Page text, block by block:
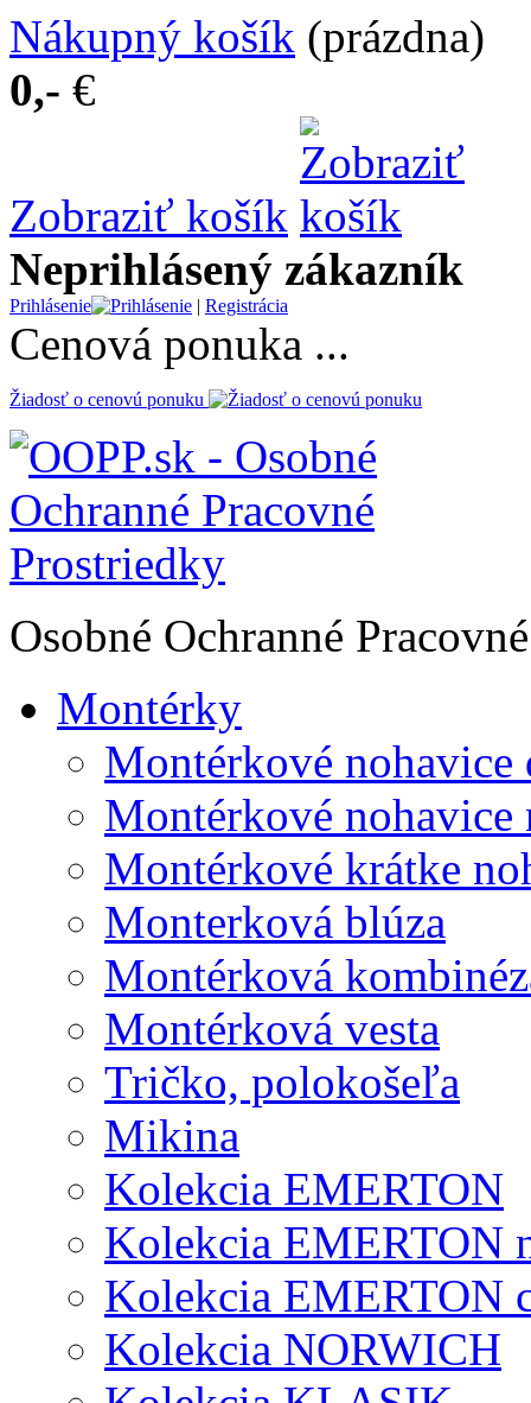
Nákupný košík (prázdna)
0,- €
Zobraziť košík
Neprihlásený zákazník
Prihlásenie | Registrácia
Cenová ponuka ...
Žiadosť o cenovú ponuku
Osobné Ochranné
Montérky
Montérkové nohavice
Montérkové nohavice
Montérkové krátke
Monterková blúza
Montérková
Montérková vesta
Tričko, polokošeľa
Mikina
Kolekcia EMERTON
Kolekcia EMERTON
Kolekcia EMERTON
Kolekcia NORWICH